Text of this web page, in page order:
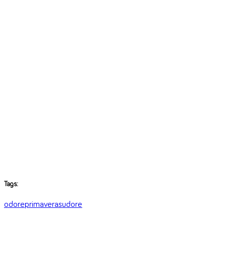
Tags:
odoreprimaverasudore